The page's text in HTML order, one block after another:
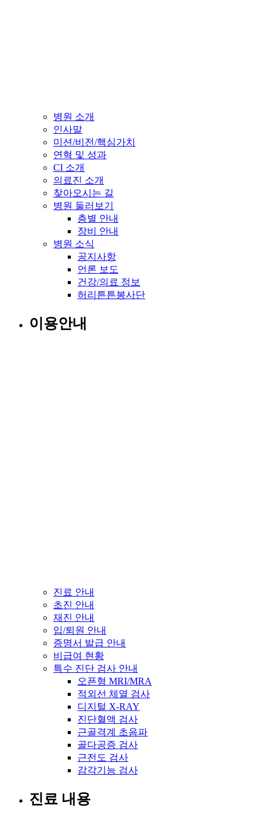
병원 소개
인사말
미션/비전/핵심가치
연혁 및 성과
CI 소개
의료진 소개
찾아오시는 길
병원 둘러보기
층별 안내
장비 안내
병원 소식
공지사항
언론 보도
건강/의료 정보
허리튼튼봉사단
이용안내
진료 안내
초진 안내
재진 안내
입/퇴원 안내
증명서 발급 안내
비급여 현황
특수 진단 검사 안내
오픈형 MRI/MRA
적외선 체열 검사
디지털 X-RAY
진단혈액 검사
근골격계 초음파
골다공증 검사
근전도 검사
감각기능 검사
진료 내용